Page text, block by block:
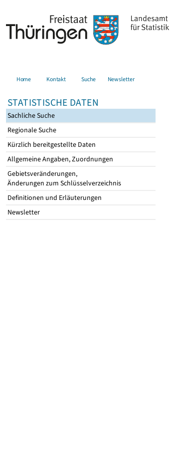
Home Kontakt Suche Newsletter
STATISTISCHE DATEN
Sachliche Suche
Regionale Suche
Kürzlich bereitgestellte Daten
Allgemeine Angaben, Zuordnungen
Gebietsveränderungen,
Änderungen zum Schlüsselverzeichnis
Definitionen und Erläuterungen
Newsletter